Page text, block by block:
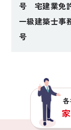
号 宅建業免
一級建築士事
号